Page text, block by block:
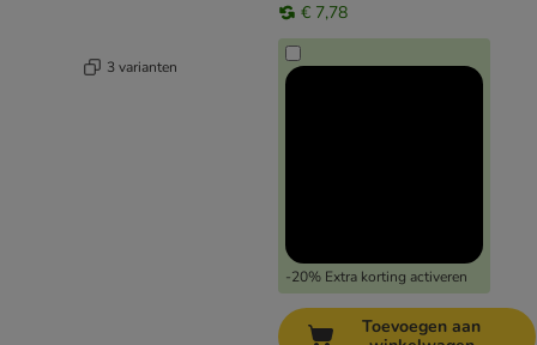
3 varianten
€ 7,78
-20% Extra korting activeren
Toevoegen aan